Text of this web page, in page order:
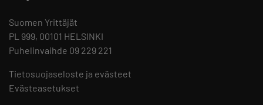
Suomen Yrittäjät
PL 999, 00101 HELSINKI
Puhelinvaihde 09 229 221
Tietosuojaseloste ja evästeet
Evästeasetukset